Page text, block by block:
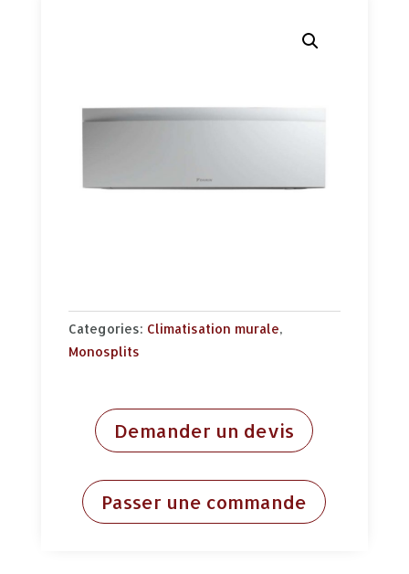
Categories: Climatisation murale,
Monosplits
Demander un devis
Passer une commande